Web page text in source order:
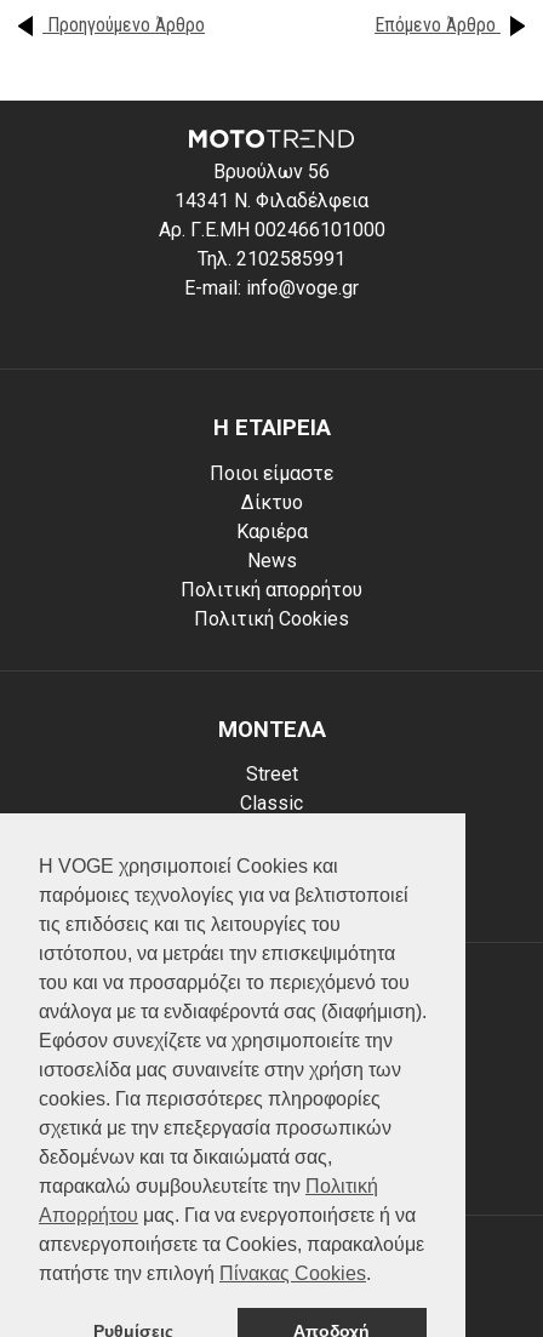
Η VOGE χρησιμοποιεί Cookies και
παρόμοιες τεχνολογίες για να βελτιστοποιεί
τις επιδόσεις και τις λειτουργίες του
ιστότοπου, να μετράει την επισκεψιμότητα
του και να προσαρμόζει το περιεχόμενό του
ανάλογα με τα ενδιαφέροντά σας (διαφήμιση).
Εφόσον συνεχίζετε να χρησιμοποιείτε την
ιστοσελίδα μας συναινείτε στην χρήση των
cookies. Για περισσότερες πληροφορίες
σχετικά με την επεξεργασία προσωπικών
δεδομένων και τα δικαιώματά σας,
παρακαλώ συμβουλευτείτε την Πολιτική
Απορρήτου μας. Για να ενεργοποιήσετε ή να
απενεργοποιήσετε τα Cookies, παρακαλούμε
πατήστε την επιλογή Πίνακας Cookies.
Ρυθμίσεις Αποδοχή
Προηγούμενο Άρθρο Επόμενο Άρθρο
Βρυούλων 56
14341 Ν. Φιλαδέλφεια
Αρ. Γ.Ε.ΜΗ 002466101000
Τηλ. 2102585991
E-mail: info@voge.gr
Η ΕΤΑΙΡΕΙΑ
Ποιοι είμαστε
Δίκτυο
Καριέρα
News
Πολιτική απορρήτου
Πολιτική Cookies
ΜΟΝΤΕΛΑ
Street
Classic
Scooter
ATV (Loncin)
ΥΠΗΡΕΣΙΕΣ
Test ride
Επικοινωνία
Service
Κατάλογος
FAQ
SOCIAL MEDIA